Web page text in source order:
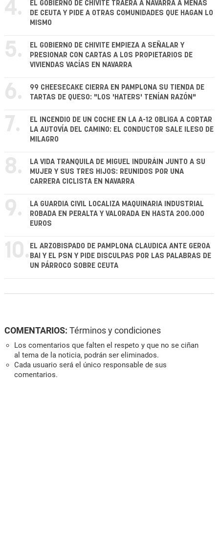
4.
EL GOBIERNO DE CHIVITE TRAERÁ A NAVARRA A MENAS
DE CEUTA Y PIDE A OTRAS COMUNIDADES QUE HAGAN LO
MISMO
5.
EL GOBIERNO DE CHIVITE EMPIEZA A SEÑALAR Y
PRESIONAR CON CARTAS A LOS PROPIETARIOS DE
VIVIENDAS VACÍAS EN NAVARRA
6.
99 CHEESECAKE CIERRA EN PAMPLONA SU TIENDA DE
TARTAS DE QUESO: "LOS 'HATERS' TENÍAN RAZÓN"
7.
EL INCENDIO DE UN COCHE EN LA A-12 OBLIGA A CORTAR
LA AUTOVÍA DEL CAMINO: EL CONDUCTOR SALE ILESO DE
MILAGRO
8.
LA VIDA TRANQUILA DE MIGUEL INDURÁIN JUNTO A SU
MUJER Y SUS TRES HIJOS: REUNIDOS POR UNA
CARRERA CICLISTA EN NAVARRA
9.
LA GUARDIA CIVIL LOCALIZA MAQUINARIA INDUSTRIAL
ROBADA EN PERALTA Y VALORADA EN HASTA 200.000
EUROS
10. EL ARZOBISPADO DE PAMPLONA CLAUDICA ANTE GEROA
BAI Y EL PSN Y PIDE DISCULPAS POR LAS PALABRAS DE
UN PÁRROCO SOBRE CEUTA
COMENTARIOS: Términos y condiciones
Los comentarios que falten el respeto y que no se ciñan
al tema de la noticia, podrán ser eliminados.
Cada usuario será el único responsable de sus
comentarios.